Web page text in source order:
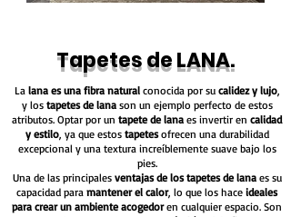
Tapetes de LANA.
La lana es una fibra naturalconocida por su calidez y lujo,
y los tapetes de lanason un ejemplo perfecto de estos
atributos. Optar por un tapete de lana es invertir en calidad
y estilo, ya que estos tapetesofrecen una durabilidad
excepcional y una textura increíblemente suave bajo los
pies.
Una de las principales ventajas de los tapetes de lanaes su
capacidad para mantener el calor, lo que los hace ideales
para crear un ambiente acogedoren cualquier espacio. Son